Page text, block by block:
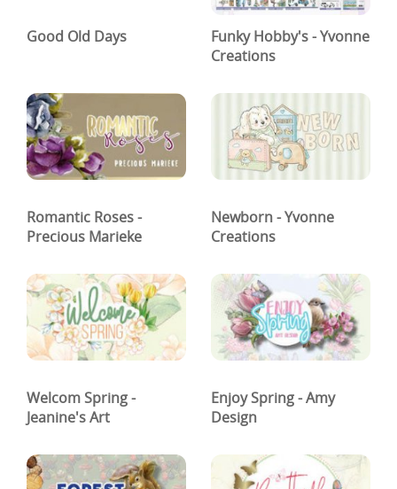
Good Old Days
Funky Hobby's - Yvonne
Creations
Romantic Roses -
Precious Marieke
Newborn - Yvonne
Creations
Welcom Spring -
Jeanine's Art
Enjoy Spring - Amy
Design